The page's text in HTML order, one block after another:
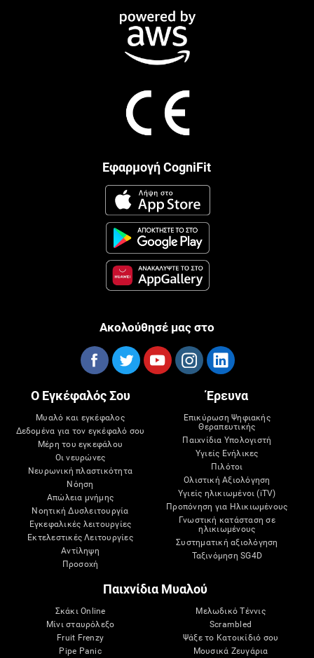
Εφαρμογή CogniFit
Ακολούθησέ μας στο
Ο Εγκέφαλός Σου
Μυαλό και εγκέφαλος
Δεδομένα για τον εγκέφαλό σου
Μέρη του εγκεφάλου
Οι νευρώνες
Νευρωνική πλαστικότητα
Νόηση
Απώλεια μνήμης
Νοητική Δυσλειτουργία
Εγκεφαλικές λειτουργίες
Εκτελεστικές Λειτουργίες
Αντίληψη
Προσοχή
Έρευνα
Επικύρωση Ψηφιακής
Θεραπευτικής
Παιχνίδια Υπολογιστή
Υγιείς Ενήλικες
Πιλότοι
Ολιστική Αξιολόγηση
Υγιείς ηλικιωμένοι (iTV)
Προπόνηση για Ηλικιωμένους
Γνωστική κατάσταση σε
ηλικιωμένους
Συστηματική αξιολόγηση
Ταξινόμηση SG4D
Παιχνίδια Μυαλού
Σκάκι Online
Μίνι σταυρόλεξο
Fruit Frenzy
Pipe Panic
Μελωδικό Τέννις
Scrambled
Ψάξε το Κατοικίδιό σου
Μουσικά Ζευγάρια